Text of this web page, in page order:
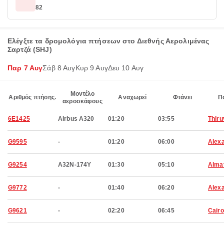
82
Ελέγξτε τα δρομολόγια πτήσεων στο Διεθνής Αερολιμένας
Σαρτζά (SHJ)
Παρ 7 ΑυγΣάβ 8 ΑυγΚυρ 9 ΑυγΔευ 10 Αυγ
Αριθμός πτήσης.
Μοντέλο
αεροσκάφους
Αναχωρεί Φτάνει
6E1425 Airbus A320 01:20 03:55
G9595 - 01:20 06:00
G9254 A32N-174Y 01:30 05:10
G9772 - 01:40 06:20
G9621 - 02:20 06:45 Cairo